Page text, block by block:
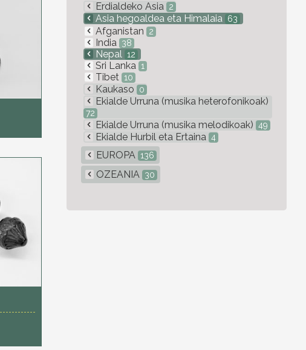
Erdialdeko Asia 2
Asia hegoaldea eta Himalaia 63
Afganistan 2
India 38
Nepal 12
Sri Lanka 1
Tibet 10
Kaukaso 0
Ekialde Urruna (musika heterofonikoak)
72
Ekialde Urruna (musika melodikoak) 49
Ekialde Hurbil eta Ertaina 4
EUROPA 136
OZEANIA 30